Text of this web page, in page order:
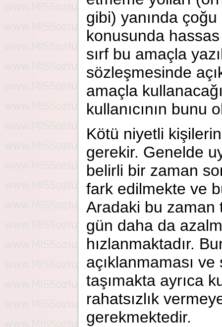
gibi) yanında çoğu
konusunda
sırf bu amaçla
sözleşmesinde
amaçla
kullanıcının bunu
Kötü niyetli
gerekir. Genelde
belirli bir zaman
fark edilmekte ve
Aradaki bu zaman
gün daha da
hızlanmaktadır.
açıklanmaması
taşımakta ayrıca
rahatsızlık
gerekmektedir.